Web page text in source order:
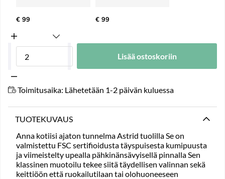
€ 99 € 99
Lisää ostoskoriin
Toimitusaika: Lähetetään 1-2 päivän kuluessa
TUOTEKUVAUS
Anna kotiisi ajaton tunnelma Astrid tuolilla Se on
valmistettu FSC sertifioidusta täyspuisesta kumipuusta
ja viimeistelty upealla pähkinänsävyisellä pinnalla Sen
klassinen muotoilu tekee siitä täydellisen valinnan sekä
keittiöön että ruokailutilaan tai olohuoneeseen